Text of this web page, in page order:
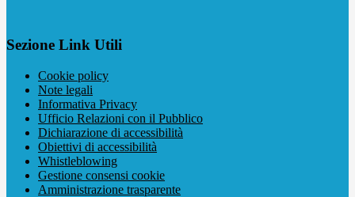
Sezione Link Utili
Cookie policy
Note legali
Informativa Privacy
Ufficio Relazioni con il Pubblico
Dichiarazione di accessibilità
Obiettivi di accessibilità
Whistleblowing
Gestione consensi cookie
Amministrazione trasparente